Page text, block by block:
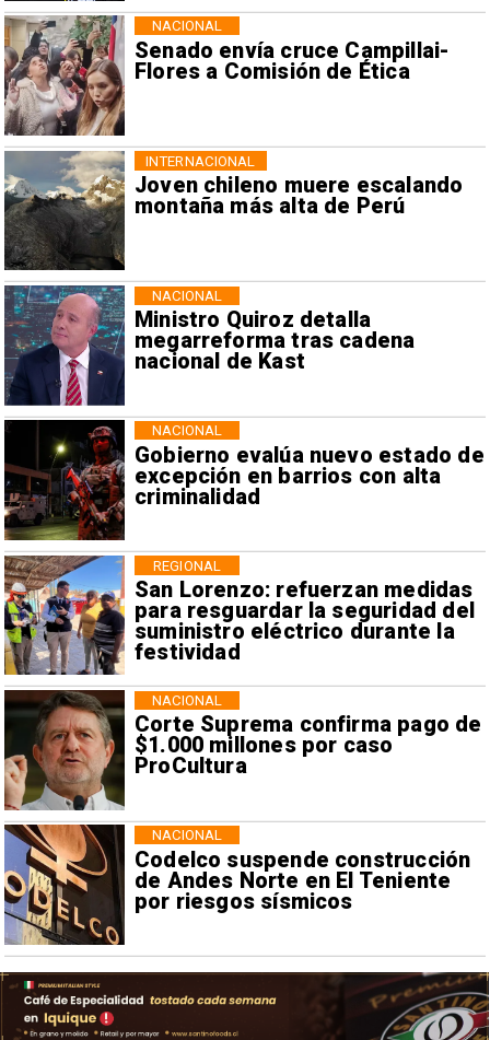
Senado envía cruce Campillai-
Flores a Comisión de Ética
NACIONAL
Joven chileno muere escalando
montaña más alta de Perú
INTERNACIONAL
Ministro Quiroz detalla
megarreforma tras cadena
nacional de Kast
NACIONAL
Gobierno evalúa nuevo estado de
excepción en barrios con alta
criminalidad
NACIONAL
San Lorenzo: refuerzan medidas
para resguardar la seguridad del
suministro eléctrico durante la
festividad
REGIONAL
Corte Suprema confirma pago de
$1.000 millones por caso
ProCultura
NACIONAL
Codelco suspende construcción
de Andes Norte en El Teniente
por riesgos sísmicos
NACIONAL